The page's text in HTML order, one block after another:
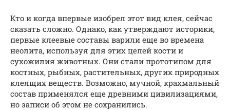
Кто и когда впервые изобрел этот вид клея, сейчас
сказать сложно. Однако, как утверждают историки,
первые клеевые составы варили еще во времена
неолита, используя для этих целей кости и
сухожилия животных. Они стали прототипом для
костных, рыбных, растительных, других природных
клеящих веществ. Возможно, мучной, крахмальный
состав применялся еще древними цивилизациями,
но записи об этом не сохранились.